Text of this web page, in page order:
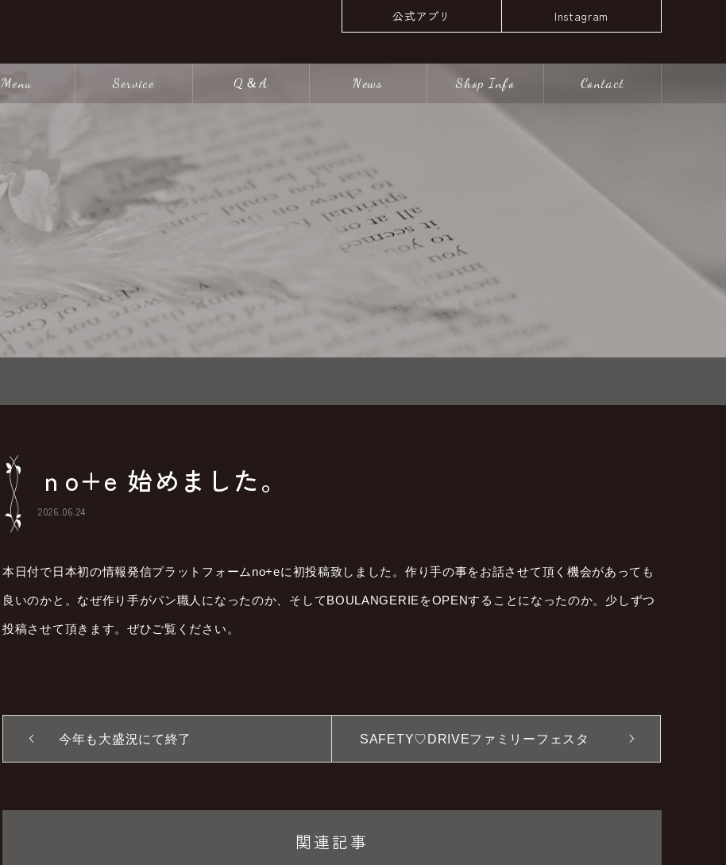
公式アプリ Instagram
Menu Service Q＆A News Shop Info Contact
ｎo+e 始めました。
2026.06.24
本日付で日本初の情報発信プラットフォームno+eに初投稿致しました。作り手の事をお話させて頂く機会があっても
良いのかと。なぜ作り手がパン職人になったのか、そしてBOULANGERIEをOPENすることになったのか。少しずつ
投稿させて頂きます。ぜひご覧ください。
今年も大盛況にて終了 SAFETY♡DRIVEファミリーフェスタ
関連記事